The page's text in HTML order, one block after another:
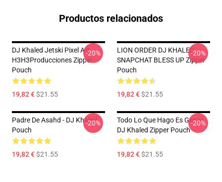
Productos relacionados
DJ Khaled Jetski Pixel Art
H3H3Producciones Zipper
Pouch
19,82 €$21.55
-20%
LION ORDER DJ KHALED
SNAPCHAT BLESS UP Zipper
Pouch
19,82 €$21.55
-20%
Padre De Asahd - DJ Khaled
Pouch
19,82 €$21.55
-20%
Todo Lo Que Hago Es Ganar
DJ Khaled Zipper Pouch
19,82 €$21.55
-20%